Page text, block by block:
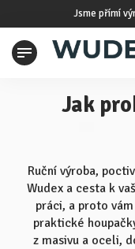
Jsme přímí
Jak
Ruční výroba,
Wudex a cesta k
práci, a proto
praktické
z masivu a oceli,